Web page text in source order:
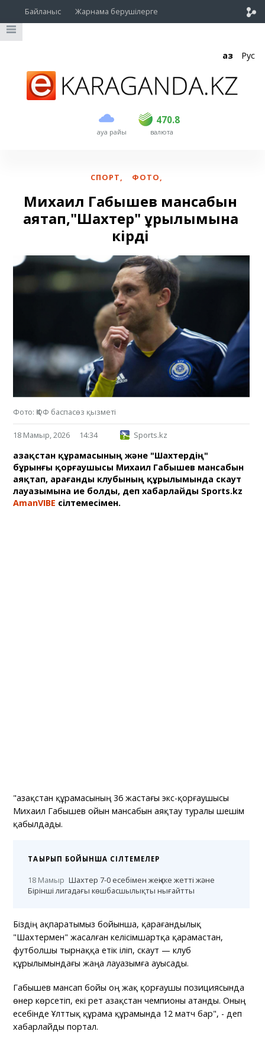
Байланыс Жарнама берушілерге
Қаз Рус
ауа райы
470.8
USD 468.5 470.8
EUR валюта
СПОРТ, ФОТО,
Михаил Габышев мансабын
аяқтап,"Шахтер" құрылымына
кірді
Фото: ҚФФ баспасөз қызметі
18 Мамыр, 2026 14:34 Sports.kz
Қазақстан құрамасының және "Шахтердің"
бұрынғы қорғаушысы Михаил Габышев мансабын
аяқтап, Қарағанды клубының құрылымында скаут
лауазымына ие болды, деп хабарлайды Sports.kz
AmanVIBE сілтемесімен.
"Қазақстан құрамасының 36 жастағы экс-қорғаушысы
Михаил Габышев ойын мансабын аяқтау туралы шешім
қабылдады.
ТАҚЫРЫП БОЙЫНША СІЛТЕМЕЛЕР
18 Мамыр Шахтер 7-0 есебімен жеңіске жетті және
Бірінші лигадағы көшбасшылықты нығайтты
Біздің ақпаратымыз бойынша, қарағандылық
"Шахтермен" жасалған келісімшартқа қарамастан,
футболшы тырнаққа етік іліп, скаут — клуб
құрылымындағы жаңа лауазымға ауысады.
Габышев мансап бойы оң жақ қорғаушы позициясында
өнер көрсетіп, екі рет Қазақстан чемпионы атанды. Оның
есебінде Ұлттық құрама құрамында 12 матч бар", - деп
хабарлайды портал.